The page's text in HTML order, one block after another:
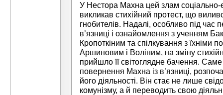
У Нестора Махна цей злам соціально-
викликав стихійний протест, що
гнобителів. Надалі, особливо під час
в’язниці і ознайомлення з ученням
Кропоткіним та спілкування з їхніми
Аршиновим і Воліним, на зміну
прийшло її світоглядне бачення. Саме
повернення Махна із в’язниці,
його діяльності. Він стає не лише
комунізму, а й переводить свою